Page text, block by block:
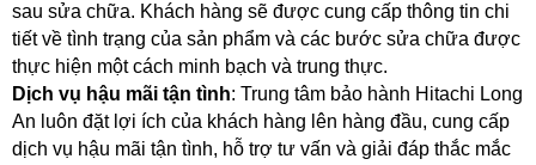
sau sửa chữa. Khách hàng sẽ được cung cấp thông tin chi
tiết về tình trạng của sản phẩm và các bước sửa chữa được
thực hiện một cách minh bạch và trung thực.
Dịch vụ hậu mãi tận tình: Trung tâm bảo hành Hitachi Long
An luôn đặt lợi ích của khách hàng lên hàng đầu, cung cấp
dịch vụ hậu mãi tận tình, hỗ trợ tư vấn và giải đáp thắc mắc